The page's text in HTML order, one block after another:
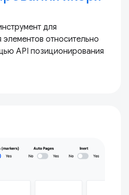
для
относительно
API позиционирования